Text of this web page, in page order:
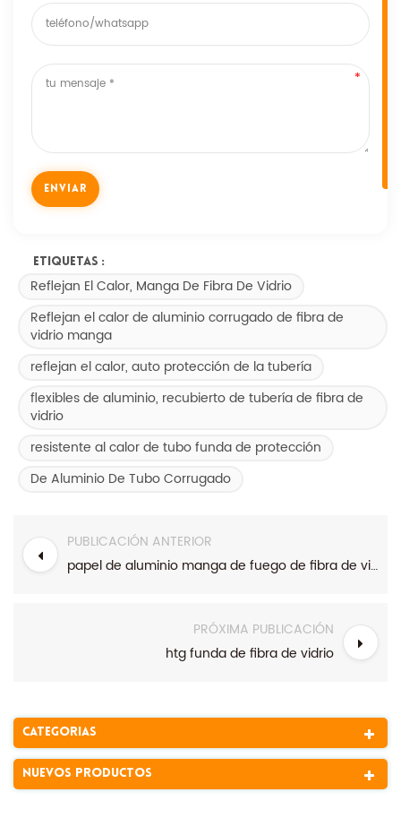
Etiquetas :
Reflejan El Calor, Manga De Fibra De Vidrio
Reflejan el calor de aluminio corrugado de fibra de
vidrio manga
reflejan el calor, auto protección de la tubería
flexibles de aluminio, recubierto de tubería de fibra de
vidrio
resistente al calor de tubo funda de protección
De Aluminio De Tubo Corrugado
PUBLICACIÓN ANTERIOR
papel de aluminio manga de fuego de fibra de vidrio velcro
PRÓXIMA PUBLICACIÓN
htg funda de fibra de vidrio
Categorias
Nuevos Productos